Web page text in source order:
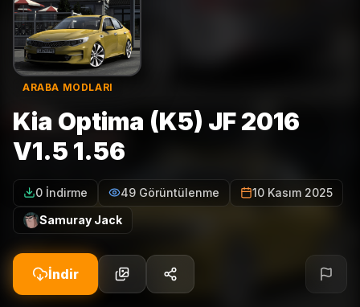
ARABA MODLARI
Kia Optima (K5) JF 2016
V1.5 1.56
0 İndirme 49 Görüntülenme
10 Kasım 2025
Samuray Jack
İndir